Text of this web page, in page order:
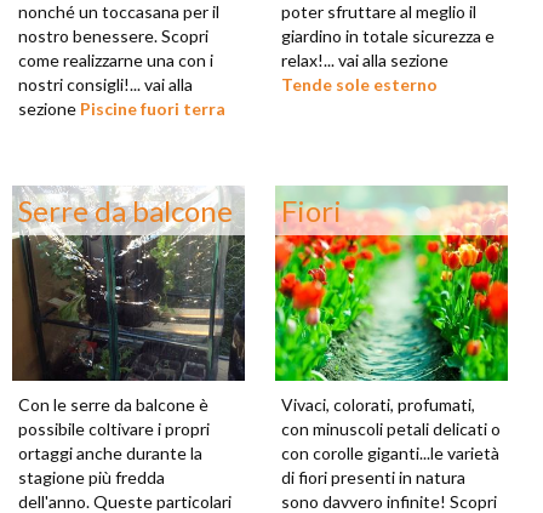
nonché un toccasana per il
nostro benessere. Scopri
come realizzarne una con i
nostri consigli!... vai alla
sezione Piscine fuori terra
poter sfruttare al meglio il
giardino in totale sicurezza e
relax!... vai alla sezione
Tende sole esterno
Serre da balcone
Con le serre da balcone è
possibile coltivare i propri
ortaggi anche durante la
stagione più fredda
dell'anno. Queste particolari
Fiori
Vivaci, colorati, profumati,
con minuscoli petali delicati o
con corolle giganti...le varietà
di fiori presenti in natura
sono davvero infinite! Scopri